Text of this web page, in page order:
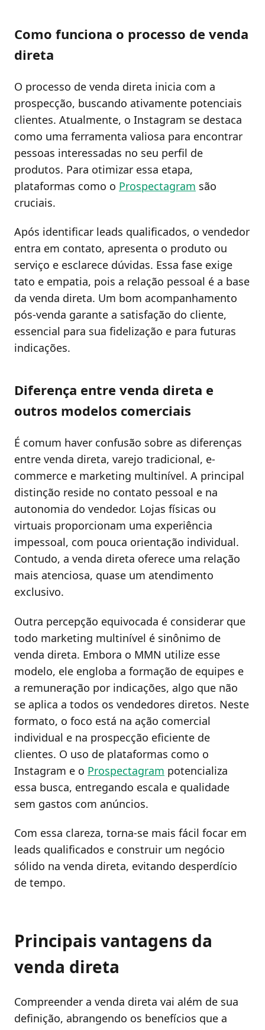
Como funciona o processo de venda
direta
O processo de venda direta inicia com a
prospecção, buscando ativamente potenciais
clientes. Atualmente, o Instagram se destaca
como uma ferramenta valiosa para encontrar
pessoas interessadas no seu perfil de
produtos. Para otimizar essa etapa,
plataformas como o Prospectagram são
cruciais.
Após identificar leads qualificados, o vendedor
entra em contato, apresenta o produto ou
serviço e esclarece dúvidas. Essa fase exige
tato e empatia, pois a relação pessoal é a base
da venda direta. Um bom acompanhamento
pós-venda garante a satisfação do cliente,
essencial para sua fidelização e para futuras
indicações.
Diferença entre venda direta e
outros modelos comerciais
É comum haver confusão sobre as diferenças
entre venda direta, varejo tradicional, e-
commerce e marketing multinível. A principal
distinção reside no contato pessoal e na
autonomia do vendedor. Lojas físicas ou
virtuais proporcionam uma experiência
impessoal, com pouca orientação individual.
Contudo, a venda direta oferece uma relação
mais atenciosa, quase um atendimento
exclusivo.
Outra percepção equivocada é considerar que
todo marketing multinível é sinônimo de
venda direta. Embora o MMN utilize esse
modelo, ele engloba a formação de equipes e
a remuneração por indicações, algo que não
se aplica a todos os vendedores diretos. Neste
formato, o foco está na ação comercial
individual e na prospecção eficiente de
clientes. O uso de plataformas como o
Instagram e o Prospectagram potencializa
essa busca, entregando escala e qualidade
sem gastos com anúncios.
Com essa clareza, torna-se mais fácil focar em
leads qualificados e construir um negócio
sólido na venda direta, evitando desperdício
de tempo.
Principais vantagens da
venda direta
Compreender a venda direta vai além de sua
definição, abrangendo os benefícios que a